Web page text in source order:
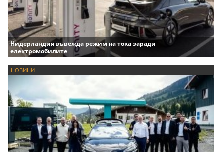
Нидерландия въвежда режим на тока заради
електромобилите
НОВИНИ